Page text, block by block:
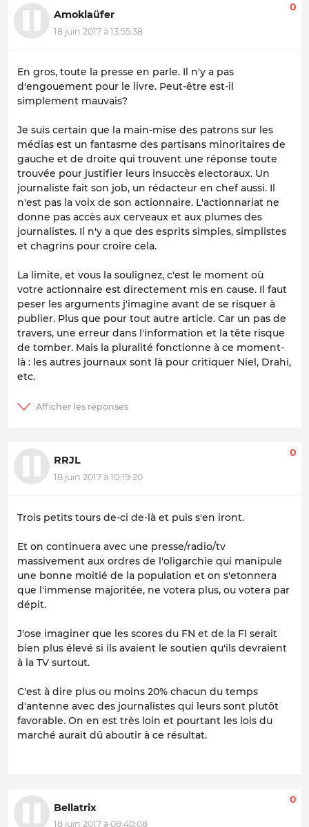
Amoklaüfer
18 juin 2017 à 13:55:38
0
En gros, toute la presse en parle. Il n'y a pas
d'engouement pour le livre. Peut-être est-il
simplement mauvais?
Je suis certain que la main-mise des patrons sur les
médias est un fantasme des partisans minoritaires de
gauche et de droite qui trouvent une réponse toute
trouvée pour justifier leurs insuccès electoraux. Un
journaliste fait son job, un rédacteur en chef aussi. Il
n'est pas la voix de son actionnaire. L'actionnariat ne
donne pas accès aux cerveaux et aux plumes des
journalistes. Il n'y a que des esprits simples, simplistes
et chagrins pour croire cela.
La limite, et vous la soulignez, c'est le moment où
votre actionnaire est directement mis en cause. Il faut
peser les arguments j'imagine avant de se risquer à
publier. Plus que pour tout autre article. Car un pas de
travers, une erreur dans l'information et la tête risque
de tomber. Mais la pluralité fonctionne à ce moment-
là : les autres journaux sont là pour critiquer Niel, Drahi,
etc.
RRJL
18 juin 2017 à 10:19:20
0
Trois petits tours de-ci de-là et puis s'en iront.
Et on continuera avec une presse/radio/tv
massivement aux ordres de l'oligarchie qui manipule
une bonne moitié de la population et on s'etonnera
que l'immense majoritée, ne votera plus, ou votera par
dépit.
J'ose imaginer que les scores du FN et de la FI serait
bien plus élevé si ils avaient le soutien qu'ils devraient
à la TV surtout.
C'est à dire plus ou moins 20% chacun du temps
d'antenne avec des journalistes qui leurs sont plutôt
favorable. On en est très loin et pourtant les lois du
marché aurait dû aboutir à ce résultat.
Bellatrix
18 juin 2017 à 08:40:08
0